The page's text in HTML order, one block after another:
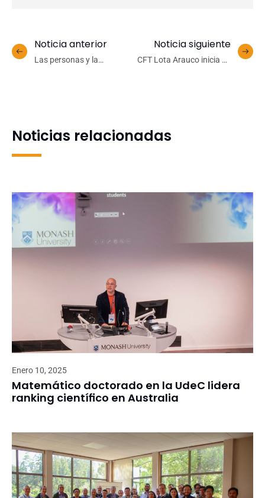
Noticia anterior
Las personas y la
Noticia siguiente
CFT Lota Arauco inicia su
Noticias relacionadas
Enero 10, 2025
Matemático doctorado en la UdeC lidera
ranking científico en Australia